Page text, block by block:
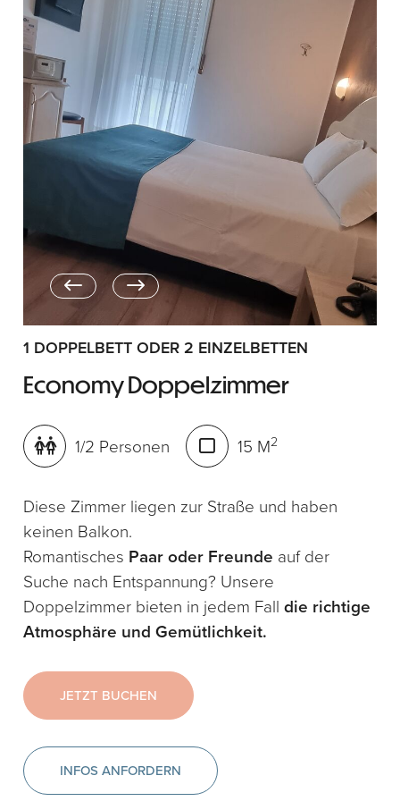
1 DOPPELBETT ODER 2 EINZELBETTEN
Economy Doppelzimmer
1/2 Personen 15 M2
Diese Zimmer liegen zur Straße und haben
keinen Balkon.
Romantisches Paar oder Freunde auf der
Suche nach Entspannung? Unsere
Doppelzimmer bieten in jedem Falldie richtige
Atmosphäre und Gemütlichkeit.
JETZT BUCHEN
INFOS ANFORDERN